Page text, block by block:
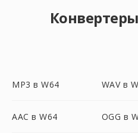
MP3 в W64 WAV в
AAC в W64 OGG в